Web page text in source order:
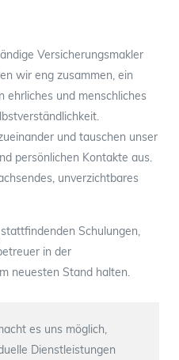
Versicherungsmakler
wir eng zusammen, ein
ehrliches und menschliches
und tauschen unser
persönlichen Kontakte aus.
unverzichtbares
Schulungen,
in der
neuesten Stand halten.
es uns möglich,
Dienstleistungen